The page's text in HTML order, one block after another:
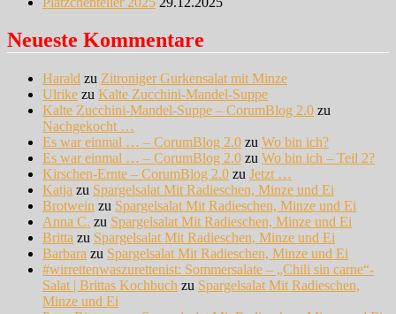
Neueste Kommentare
Harald zu Zitroniger Gurkensalat mit Minze
Ulrike zu Kalte Zucchini-Mandel-Suppe
Kalte Zucchini-Mandel-Suppe – CorumBlog 2.0 zu
Nachgekocht …
Es war einmal … – CorumBlog 2.0 zu Wo bin ich?
Es war einmal … – CorumBlog 2.0 zu Wo bin ich – Teil 2?
Kirschen-Ernte – CorumBlog 2.0 zu Jetzt …
Katja zu Spargelsalat Mit Radieschen, Minze und Ei
Brotwein zu Spargelsalat Mit Radieschen, Minze und Ei
Anna C. zu Spargelsalat Mit Radieschen, Minze und Ei
Britta zu Spargelsalat Mit Radieschen, Minze und Ei
Barbara zu Spargelsalat Mit Radieschen, Minze und Ei
#wirrettenwaszurettenist: Sommersalate – „Chili sin carne“-
Salat | Brittas Kochbuch zu Spargelsalat Mit Radieschen,
Minze und Ei